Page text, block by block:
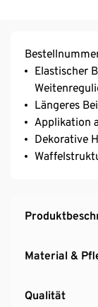
Elastischer
Längeres
Applikation
Dekorative
Material &
Qualität